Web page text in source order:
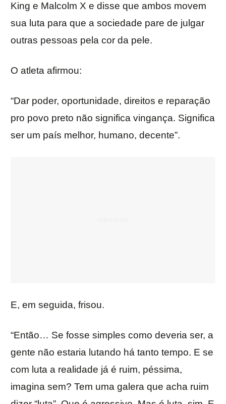
King e Malcolm X e disse que ambos movem
sua luta para que a sociedade pare de julgar
outras pessoas pela cor da pele.
O atleta afirmou:
“Dar poder, oportunidade, direitos e reparação
pro povo preto não significa vingança. Significa
ser um país melhor, humano, decente”.
E, em seguida, frisou.
“Então… Se fosse simples como deveria ser, a
gente não estaria lutando há tanto tempo. E se
com luta a realidade já é ruim, péssima,
imagina sem? Tem uma galera que acha ruim